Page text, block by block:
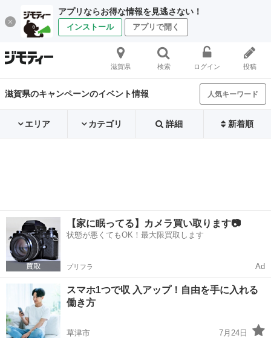
アプリならお得な情報を見逃さない！
インストール アプリで開く
滋賀県 検索 ログイン 投稿
滋賀県のキャンペーンのイベント情報 人気キーワード
エリア カテゴリ 詳細 新着順
【家に眠ってる】カメラ買い取ります📷
状態が悪くてもOK！最大限買取します
プリフラ Ad
スマホ1つで収 入アップ！自由を手に入れる
働き方
草津市
7月24日